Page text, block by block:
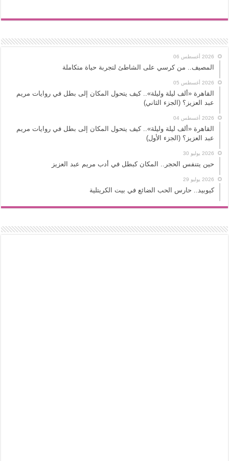
2026 أغسطس 06
المصيف.. من كرسي على الشاطئ لتجربة حياة متكاملة
2026 أغسطس 05
القاهرة «ألف ليلة وليلة».. كيف يتحول المكان إلى بطل في روايات مريم
عبد العزيز؟ (الجزء الثاني)
2026 أغسطس 04
القاهرة «ألف ليلة وليلة».. كيف يتحول المكان إلى بطل في روايات مريم
عبد العزيز؟ (الجزء الأول)
2026 يوليو 30
حين يتنفس الحجر.. المكان كبطل في أدب مريم عبد العزيز
2026 يوليو 29
كيوبيد.. حارس الحب الضائع في بيت الكريتلية